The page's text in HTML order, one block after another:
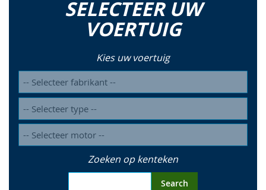
SELECTEER UW
VOERTUIG
Kies uw voertuig
Zoeken op kenteken
Search